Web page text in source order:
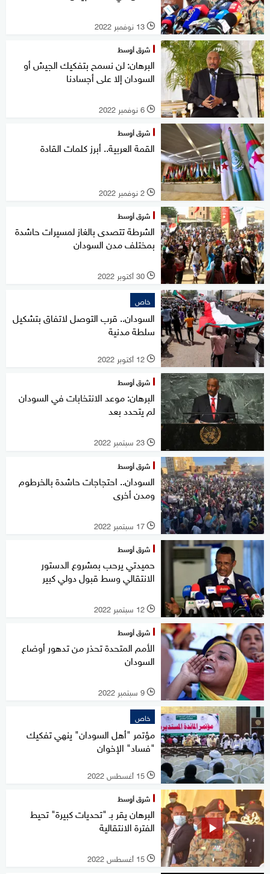
l 13 نوفمبر 2022
شرق أوسط
البرهان: لن نسمح بتفكيك الجيش أو
السودان إلا على أجسادنا
l 6 نوفمبر 2022
شرق أوسط
القمة العربية.. أبرز كلمات القادة
l 2 نوفمبر 2022
شرق أوسط
الشرطة تتصدى بالغاز لمسيرات حاشدة
بمختلف مدن السودان
l 30 أكتوبر 2022
خاص
السودان.. قرب التوصل لاتفاق بتشكيل
سلطة مدنية
l 12 أكتوبر 2022
شرق أوسط
البرهان: موعد الانتخابات في السودان
لم يتحدد بعد
l 23 سبتمبر 2022
شرق أوسط
السودان.. احتجاجات حاشدة بالخرطوم
ومدن أخرى
l 17 سبتمبر 2022
شرق أوسط
حميدتي يرحب بمشروع الدستور
الانتقالي وسط قبول دولي كبير
l 12 سبتمبر 2022
شرق أوسط
الأمم المتحدة تحذر من تدهور أوضاع
السودان
l 9 سبتمبر 2022
خاص
مؤتمر "أهل السودان" ينهي تفكيك
"فساد" الإخوان
l 15 أغسطس 2022
شرق أوسط
البرهان يقر بـ "تحديات كبيرة" تحيط
الفترة الانتقالية
l 15 أغسطس 2022